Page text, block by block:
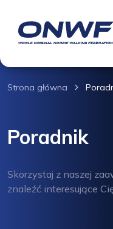
Strona główna
Poradnik
Skorzystaj z naszej
znaleźć interesujące